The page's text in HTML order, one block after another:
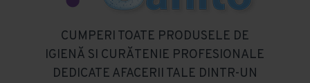
CUMPERI TOATE PRODUSELE DE
IGIENĂ SI CURĂTENIE PROFESIONALE
DEDICATE AFACERII TALE DINTR-UN